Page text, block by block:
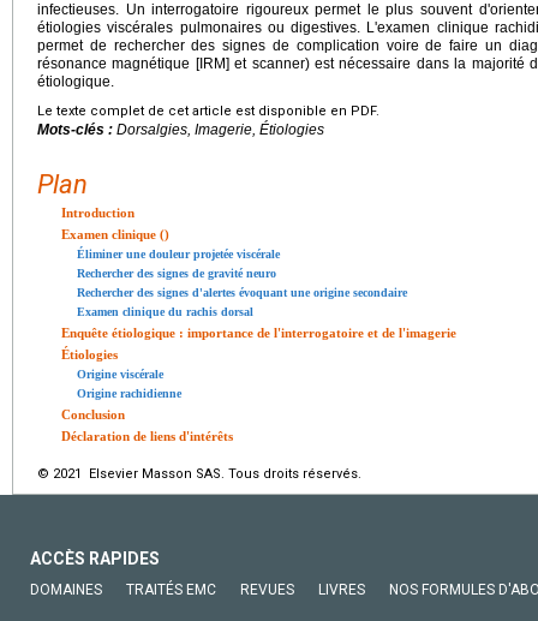
infectieuses. Un interrogatoire rigoureux permet le plus souvent
étiologies viscérales pulmonaires ou digestives. L'examen clinique
permet de rechercher des signes de complication voire de faire un
résonance magnétique [IRM] et scanner) est nécessaire dans la majorité
étiologique.
Le texte complet de cet article est disponible en PDF.
Mots-clés : Dorsalgies, Imagerie, Étiologies
Plan
Introduction
Examen clinique ()
Éliminer une douleur projetée viscérale
Rechercher des signes de gravité neuro
Rechercher des signes d'alertes évoquant une origine secondaire
Examen clinique du rachis dorsal
Enquête étiologique : importance de l'interrogatoire et de l'imagerie
Étiologies
Origine viscérale
Origine rachidienne
Conclusion
Déclaration de liens d'intérêts
© 2021 Elsevier Masson SAS. Tous droits réservés.
ACCÈS RAPIDES
DOMAINES TRAITÉS EMC REVUES LIVRES NOS FORMULES